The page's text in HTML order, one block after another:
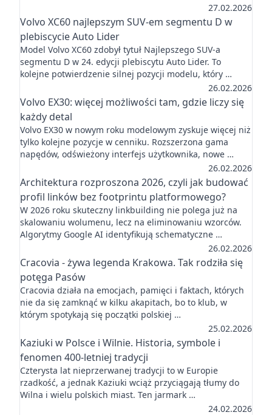
27.02.2026
Volvo XC60 najlepszym SUV-em segmentu D w
plebiscycie Auto Lider
Model Volvo XC60 zdobył tytuł Najlepszego SUV-a
segmentu D w 24. edycji plebiscytu Auto Lider. To
kolejne potwierdzenie silnej pozycji modelu, który …
26.02.2026
Volvo EX30: więcej możliwości tam, gdzie liczy się
każdy detal
Volvo EX30 w nowym roku modelowym zyskuje więcej niż
tylko kolejne pozycje w cenniku. Rozszerzona gama
napędów, odświeżony interfejs użytkownika, nowe …
26.02.2026
Architektura rozproszona 2026, czyli jak budować
profil linków bez footprintu platformowego?
W 2026 roku skuteczny linkbuilding nie polega już na
skalowaniu wolumenu, lecz na eliminowaniu wzorców.
Algorytmy Google AI identyfikują schematyczne …
26.02.2026
Cracovia - żywa legenda Krakowa. Tak rodziła się
potęga Pasów
Cracovia działa na emocjach, pamięci i faktach, których
nie da się zamknąć w kilku akapitach, bo to klub, w
którym spotykają się początki polskiej …
25.02.2026
Kaziuki w Polsce i Wilnie. Historia, symbole i
fenomen 400-letniej tradycji
Czterysta lat nieprzerwanej tradycji to w Europie
rzadkość, a jednak Kaziuki wciąż przyciągają tłumy do
Wilna i wielu polskich miast. Ten jarmark …
24.02.2026